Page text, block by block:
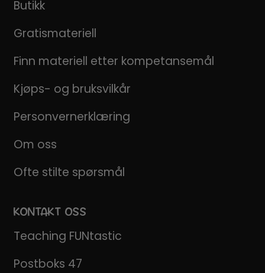
Butikk
Gratismateriell
Finn materiell etter kompetansemål
Kjøps- og bruksvilkår
Personvernerklæring
Om oss
Ofte stilte spørsmål
KONTAKT OSS
Teaching FUNtastic
Postboks 47